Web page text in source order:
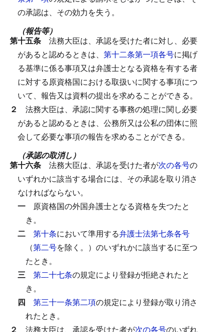
の承認は、その効力を失う。
（報告等）
第十五条 法務大臣は、承認を受けた者に対し、必要
があると認めるときは、 第十二条第一項各号に掲げ
る基準に係る事項又は弁護士となる資格を有する者
に対する原資格国における取扱いに関する事項につ
いて、報告又は資料の提出を求めることができる。
２ 法務大臣は、承認に関する事務の処理に関し必要
があると認めるときは、公務所又は公私の団体に照
会して必要な事項の報告を求めることができる。
（承認の取消し）
第十六条 法務大臣は、承認を受けた者が次の各号の
いずれかに該当する場合には、その承認を取り消さ
なければならない。
一 原資格国の外国弁護士となる資格を失つたと
き。
二 第十条において準用する弁護士法第七条各号
（第二号を除く。）のいずれかに該当するに至つ
たとき。
三 第二十七条の規定により登録が拒絶されたと
き。
四 第三十一条第二項の規定により登録が取り消さ
れたとき。
２ 法務大臣は、承認を受けた者が次の各号のいずれ